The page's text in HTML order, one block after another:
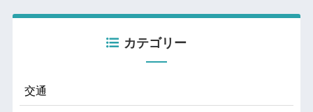
カテゴリー
交通